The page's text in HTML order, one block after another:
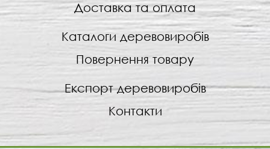
Доставка та оплата
Каталоги деревовиробів
Повернення товару
Експорт деревовиробів
Контакти